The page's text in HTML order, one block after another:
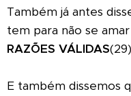
Também já antes
tem para não se
RAZÕES VÁLIDAS
E também dissemos